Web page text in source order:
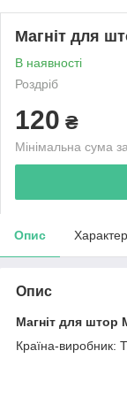
Магніт для
В наявності
Роздріб
120 ₴
Мінімальна сума
Опис
Опис
Магніт для штор
Країна-виробник: